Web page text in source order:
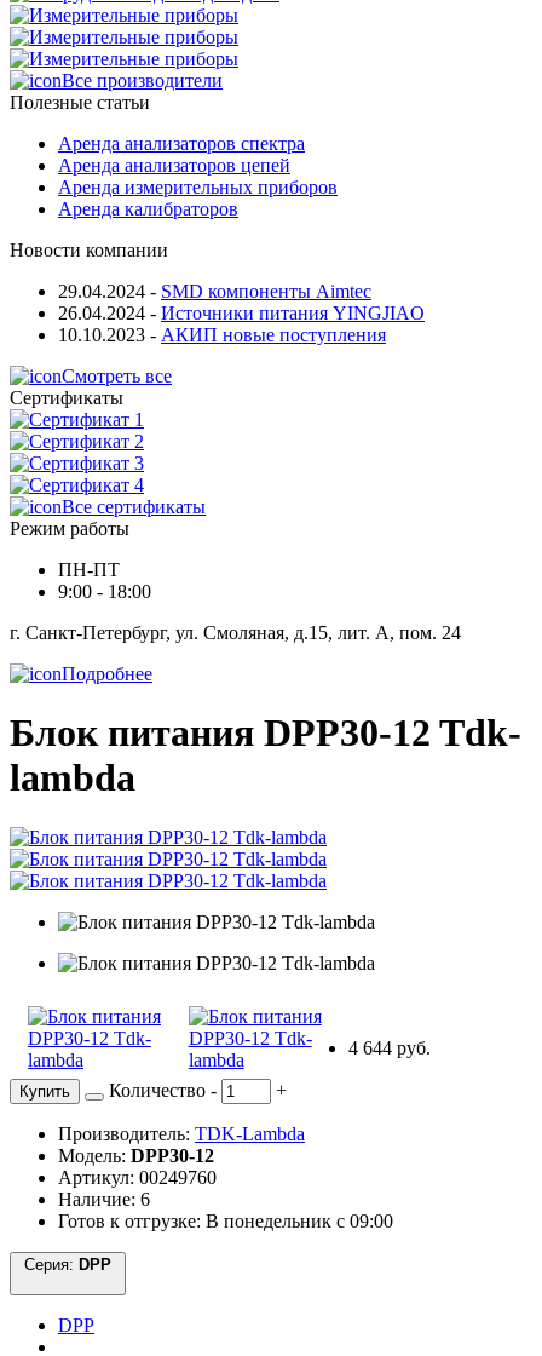
Все производители
Полезные статьи
Аренда анализаторов спектра
Аренда анализаторов цепей
Аренда измерительных приборов
Аренда калибраторов
Новости компании
29.04.2024 - SMD компоненты Aimtec
26.04.2024 - Источники питания YINGJIAO
10.10.2023 - АКИП новые поступления
Смотреть все
Сертификаты
Все сертификаты
Режим работы
ПН-ПТ
9:00 - 18:00
г. Санкт-Петербург, ул. Смоляная, д.15, лит. А, пом. 24
Подробнее
Блок питания DPP30-12 Tdk-
lambda
4 644 руб.
Купить Количество - +
Производитель: TDK-Lambda
Модель: DPP30-12
Артикул: 00249760
Наличие: 6
Готов к отгрузке: В понедельник с 09:00
Серия:
DPP